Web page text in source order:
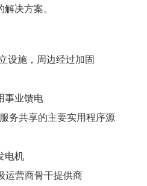
决方案。
设施，周边经过加固
事业馈电
务共享的主要实用程序源
电机
运营商骨干提供商